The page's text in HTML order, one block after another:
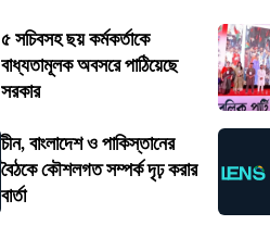
৫ সচিবসহ ছয় কর্মকর্তাকে
বাধ্যতামূলক অবসরে পাঠিয়েছে
সরকার
চীন, বাংলাদেশ ও পাকিস্তানের
বৈঠকে কৌশলগত সম্পর্ক দৃঢ় করার
বার্তা